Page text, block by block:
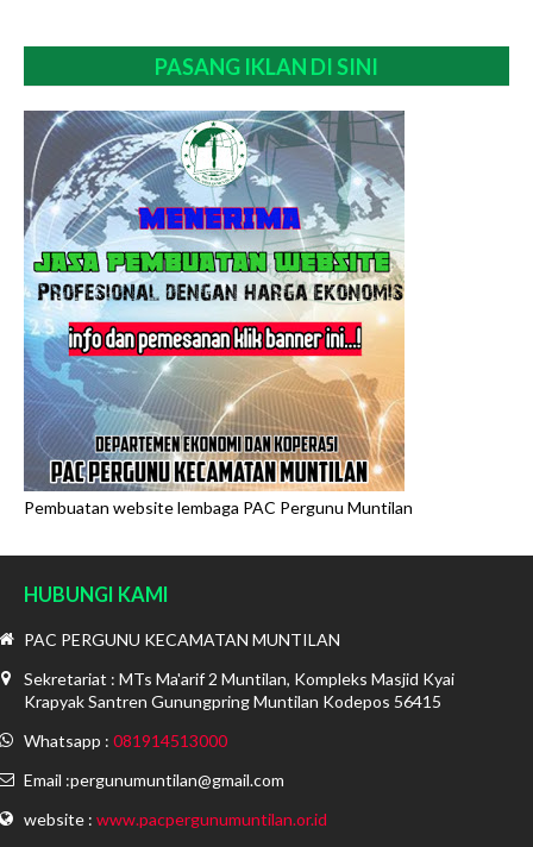
PASANG IKLAN DI SINI
Pembuatan website lembaga PAC Pergunu Muntilan
HUBUNGI KAMI
PAC PERGUNU KECAMATAN MUNTILAN
Sekretariat : MTs Ma'arif 2 Muntilan, Kompleks Masjid Kyai
Krapyak Santren Gunungpring Muntilan Kodepos 56415
Whatsapp : 081914513000
Email :pergunumuntilan@gmail.com
website : www.pacpergunumuntilan.or.id